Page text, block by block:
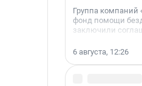
Группа компаний
фонд помощи
заключили
6 августа, 12:26